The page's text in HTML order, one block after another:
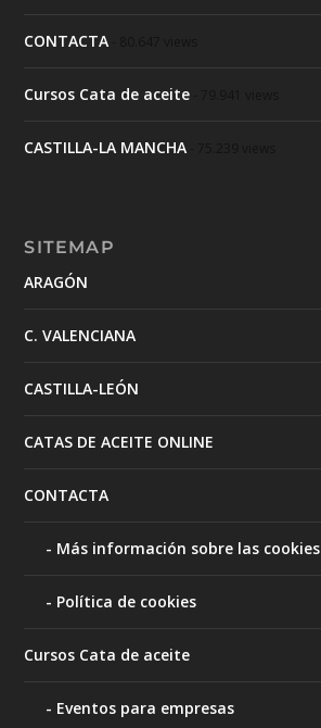
CONTACTA
Cursos Cata de aceite
CASTILLA-LA MANCHA
SITEMAP
ARAGÓN
C. VALENCIANA
CASTILLA-LEÓN
CATAS DE ACEITE ONLINE
CONTACTA
Más información sobre las cookies
Política de cookies
Cursos Cata de aceite
Eventos para empresas